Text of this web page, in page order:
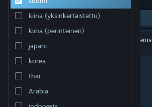
Tuki
Vaihda kieli
Hanki Steam-mobiilisovellus
Näytä työpöytäsivusto
kiina (yksinkertaistettu)
kiina (perinteinen)
japani
korea
thai
Arabia
0 tulosta vastaa hakuasi. 4 peliä on asetustesi
pois.